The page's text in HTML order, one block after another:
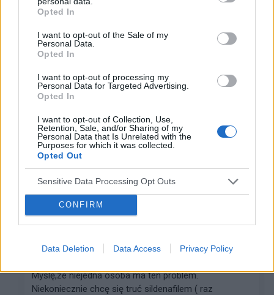
Opted In
I want to opt-out of the Sale of my
Personal Data.
Opted In
I want to opt-out of processing my
Personal Data for Targeted Advertising.
Opted In
I want to opt-out of Collection, Use,
Retention, Sale, and/or Sharing of my
Personal Data that Is Unrelated with the
Purposes for which it was collected.
Opted Out
Sensitive Data Processing Opt Outs
CONFIRM
Data Deletion Data Access Privacy Policy
więc opiszę pokrótce swoją sytuację. U mojej żony 4
lata temu zdiagnozowano CHAD, gdy była w fazie
hipomanii. Wcześniej leczyła się na depresję. Od t...
talma
Forum: Po godzinach
Jakie perfumy kupujecie i gdzie?
Witam, chciałabym zapytać w jakie perfumy się
zaopatrujecie? Które bardzo wam się podobają?
adams44
Forum:Po godzinach
Myślę,ze niejedna osoba ma ten problem.
Niekoniecznie chcę się truć sildenafilem ( raz